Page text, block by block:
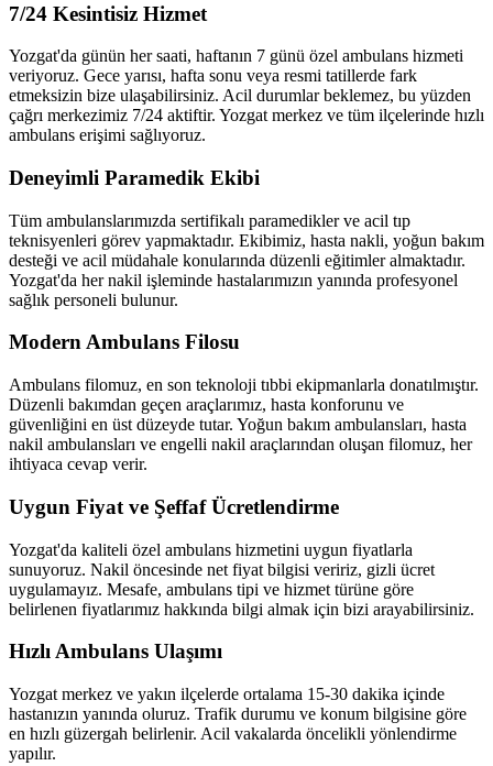
7/24 Kesintisiz Hizmet
Yozgat'da günün her saati, haftanın 7 günü özel ambulans hizmeti
veriyoruz. Gece yarısı, hafta sonu veya resmi tatillerde fark
etmeksizin bize ulaşabilirsiniz. Acil durumlar beklemez, bu yüzden
çağrı merkezimiz 7/24 aktiftir. Yozgat merkez ve tüm ilçelerinde hızlı
ambulans erişimi sağlıyoruz.
Deneyimli Paramedik Ekibi
Tüm ambulanslarımızda sertifikalı paramedikler ve acil tıp
teknisyenleri görev yapmaktadır. Ekibimiz, hasta nakli, yoğun bakım
desteği ve acil müdahale konularında düzenli eğitimler almaktadır.
Yozgat'da her nakil işleminde hastalarımızın yanında profesyonel
sağlık personeli bulunur.
Modern Ambulans Filosu
Ambulans filomuz, en son teknoloji tıbbi ekipmanlarla donatılmıştır.
Düzenli bakımdan geçen araçlarımız, hasta konforunu ve
güvenliğini en üst düzeyde tutar. Yoğun bakım ambulansları, hasta
nakil ambulansları ve engelli nakil araçlarından oluşan filomuz, her
ihtiyaca cevap verir.
Uygun Fiyat ve Şeffaf Ücretlendirme
Yozgat'da kaliteli özel ambulans hizmetini uygun fiyatlarla
sunuyoruz. Nakil öncesinde net fiyat bilgisi veririz, gizli ücret
uygulamayız. Mesafe, ambulans tipi ve hizmet türüne göre
belirlenen fiyatlarımız hakkında bilgi almak için bizi arayabilirsiniz.
Hızlı Ambulans Ulaşımı
Yozgat merkez ve yakın ilçelerde ortalama 15-30 dakika içinde
hastanızın yanında oluruz. Trafik durumu ve konum bilgisine göre
en hızlı güzergah belirlenir. Acil vakalarda öncelikli yönlendirme
yapılır.